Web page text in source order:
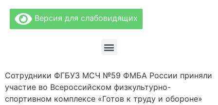
Версия для слабовидящих
Сотрудники ФГБУЗ МСЧ №59 ФМБА России приняли
участие во Всероссийском физкультурно-
спортивном комплексе «Готов к труду и обороне»